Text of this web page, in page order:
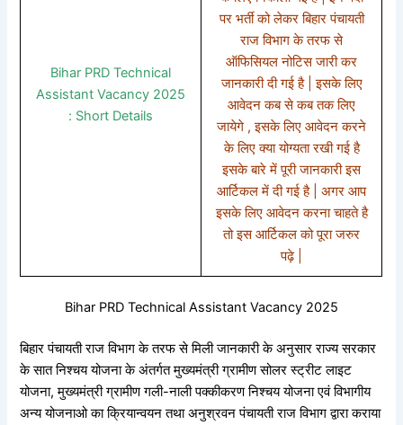
Bihar PRD Technical
Assistant Vacancy 2025
: Short Details
पर भर्ती को लेकर बिहार पंचायती
राज विभाग के तरफ से
ऑफिसियल नोटिस जारी कर
जानकारी दी गई है | इसके लिए
आवेदन कब से कब तक लिए
जायेगे , इसके लिए आवेदन करने
के लिए क्या योग्यता रखी गई है
इसके बारे में पूरी जानकारी इस
आर्टिकल में दी गई है | अगर आप
इसके लिए आवेदन करना चाहते है
तो इस आर्टिकल को पूरा जरुर
पढ़े |
Bihar PRD Technical Assistant Vacancy 2025
बिहार पंचायती राज विभाग के तरफ से मिली जानकारी के अनुसार राज्य सरकार
के सात निश्चय योजना के अंतर्गत मुख्यमंत्री ग्रामीण सोलर स्ट्रीट लाइट
योजना, मुख्यमंत्री ग्रामीण गली-नाली पक्कीकरण निश्चय योजना एवं विभागीय
अन्य योजनाओ का क्रियान्वयन तथा अनुश्रवन पंचायती राज विभाग द्वारा कराया